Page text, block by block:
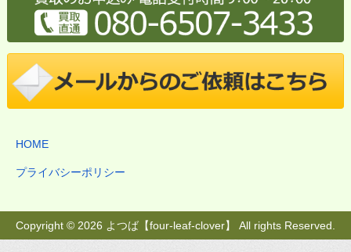
HOME
プライバシーポリシー
Copyright © 2026 よつば【four-leaf-clover】 All rights Reserved.